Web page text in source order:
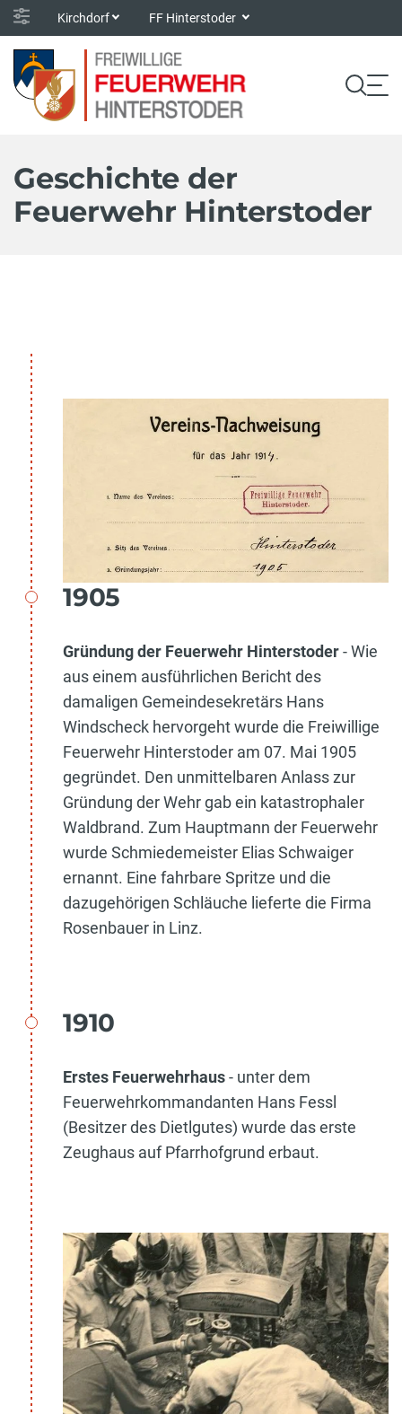
Kirchdorf FF Hinterstoder
Geschichte der
Feuerwehr Hinterstoder
1905
Gründung der Feuerwehr Hinterstoder- Wie
aus einem ausführlichen Bericht des
damaligen Gemeindesekretärs Hans
Windscheck hervorgeht wurde die Freiwillige
Feuerwehr Hinterstoder am 07. Mai 1905
gegründet. Den unmittelbaren Anlass zur
Gründung der Wehr gab ein katastrophaler
Waldbrand. Zum Hauptmann der Feuerwehr
wurde Schmiedemeister Elias Schwaiger
ernannt. Eine fahrbare Spritze und die
dazugehörigen Schläuche lieferte die Firma
Rosenbauer in Linz.
1910
Erstes Feuerwehrhaus- unter dem
Feuerwehrkommandanten Hans Fessl
(Besitzer des Dietlgutes) wurde das erste
Zeughaus auf Pfarrhofgrund erbaut.